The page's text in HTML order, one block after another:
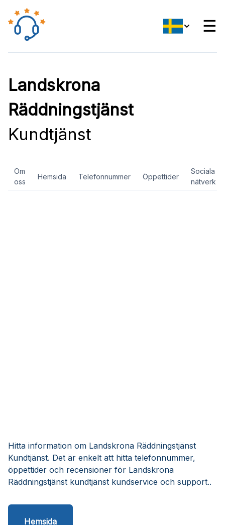
☰
Landskrona
Räddningstjänst
Kundtjänst
Om
oss
Hemsida Telefonnummer Öppettider
Sociala
nätverk
Hitta information om Landskrona Räddningstjänst
Kundtjänst. Det är enkelt att hitta telefonnummer,
öppettider och recensioner för Landskrona
Räddningstjänst kundtjänst kundservice och support..
Hemsida